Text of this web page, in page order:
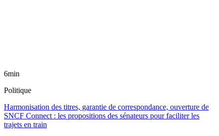
6min
Politique
Harmonisation des titres, garantie de correspondance, ouverture de
SNCF Connect : les propositions des sénateurs pour faciliter les
trajets en train